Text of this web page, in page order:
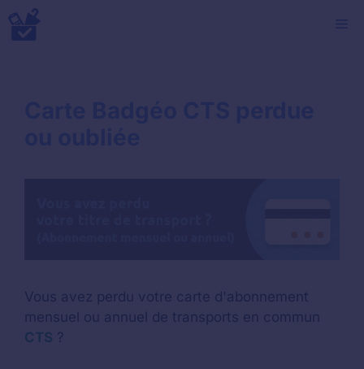
Aller
au
Vous avez perdu votre carte d'abonnement
mensuel ou annuel de transports en commun
CTS ?